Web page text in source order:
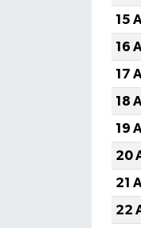
15
16
17
18
19
20
21
22